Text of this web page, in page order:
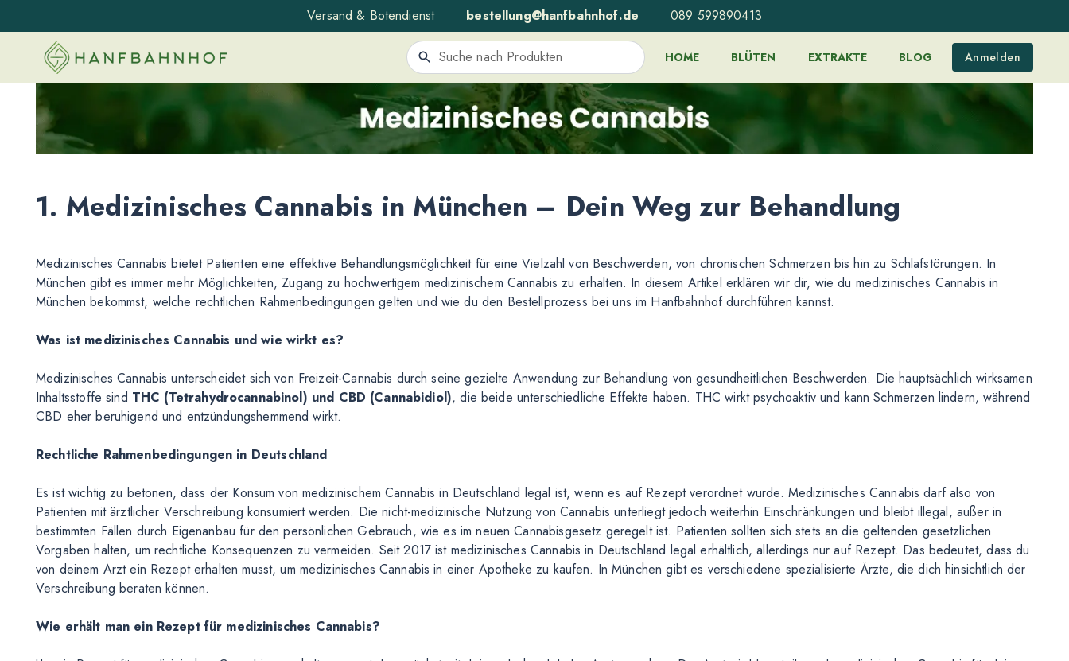
Versand & Botendienst bestellung@hanfbahnhof.de 089 599890413
HOME BLÜTEN EXTRAKTE BLOG Anmelden
1. Medizinisches Cannabis in München – Dein Weg zur Behandlung
Medizinisches Cannabis bietet Patienten eine effektive Behandlungsmöglichkeit für eine Vielzahl von Beschwerden, von chronischen Schmerzen bis hin zu Schlafstörungen. In
München gibt es immer mehr Möglichkeiten, Zugang zu hochwertigem medizinischem Cannabis zu erhalten. In diesem Artikel erklären wir dir, wie du medizinisches Cannabis in
München bekommst, welche rechtlichen Rahmenbedingungen gelten und wie du den Bestellprozess bei uns im Hanfbahnhof durchführen kannst.
Was ist medizinisches Cannabis und wie wirkt es?
Medizinisches Cannabis unterscheidet sich von Freizeit-Cannabis durch seine gezielte Anwendung zur Behandlung von gesundheitlichen Beschwerden. Die hauptsächlich wirksamen
Inhaltsstoffe sind THC (Tetrahydrocannabinol) und CBD (Cannabidiol), die beide unterschiedliche Effekte haben. THC wirkt psychoaktiv und kann Schmerzen lindern, während
CBD eher beruhigend und entzündungshemmend wirkt.
Rechtliche Rahmenbedingungen in Deutschland
Es ist wichtig zu betonen, dass der Konsum von medizinischem Cannabis in Deutschland legal ist, wenn es auf Rezept verordnet wurde. Medizinisches Cannabis darf also von
Patienten mit ärztlicher Verschreibung konsumiert werden. Die nicht-medizinische Nutzung von Cannabis unterliegt jedoch weiterhin Einschränkungen und bleibt illegal, außer in
bestimmten Fällen durch Eigenanbau für den persönlichen Gebrauch, wie es im neuen Cannabisgesetz geregelt ist. Patienten sollten sich stets an die geltenden gesetzlichen
Vorgaben halten, um rechtliche Konsequenzen zu vermeiden. Seit 2017 ist medizinisches Cannabis in Deutschland legal erhältlich, allerdings nur auf Rezept. Das bedeutet, dass du
von deinem Arzt ein Rezept erhalten musst, um medizinisches Cannabis in einer Apotheke zu kaufen. In München gibt es verschiedene spezialisierte Ärzte, die dich hinsichtlich der
Verschreibung beraten können.
Wie erhält man ein Rezept für medizinisches Cannabis?